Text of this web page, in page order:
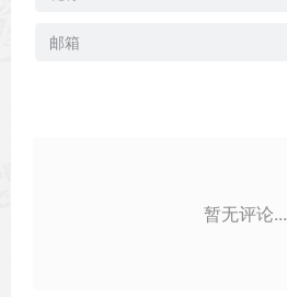
暂无评论...